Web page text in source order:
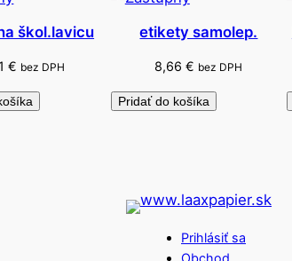
škol.lavicu
€ bez DPH
etikety samolep.
8,66€ bez DPH
Pridať do košíka
Prihlásiť sa
Obchod